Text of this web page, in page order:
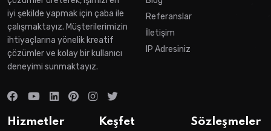
iyi şekilde yapmak için çaba ile
çalışmaktayız. Müşterilerimizin
ihtiyaçlarına yönelik kreatif
çözümler ve kolay bir kullanıcı
deneyimi sunmaktayız.
Referanslar
İletişim
IP Adresiniz
Hizmetler Keşfet Sözleşmeler